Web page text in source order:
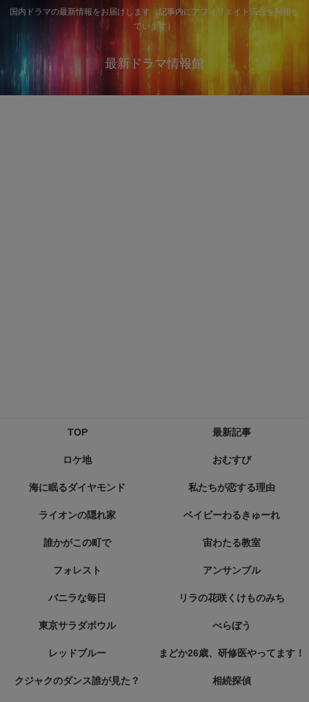
国内ドラマの最新情報をお届けします（記事内にアフィリエイト広告を利用し
ています）
最新ドラマ情報館
TOP 最新記事
ロケ地 おむすび
海に眠るダイヤモンド 私たちが恋する理由
ライオンの隠れ家 ベイビーわるきゅーれ
誰かがこの町で 宙わたる教室
フォレスト アンサンブル
バニラな毎日 リラの花咲くけものみち
東京サラダボウル べらぼう
レッドブルー まどか26歳、研修医やってます！
クジャクのダンス誰が見た？ 相続探偵